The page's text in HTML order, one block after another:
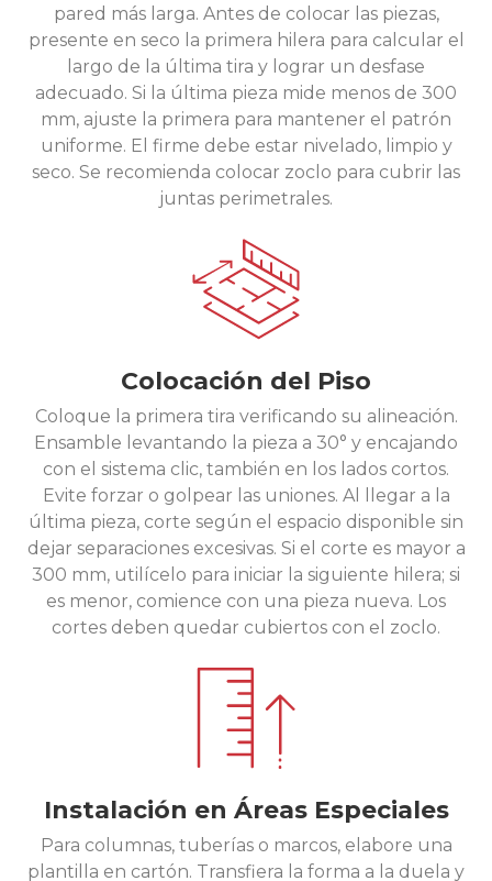
pared más larga. Antes de colocar las piezas,
presente en seco la primera hilera para calcular el
largo de la última tira y lograr un desfase
adecuado. Si la última pieza mide menos de 300
mm, ajuste la primera para mantener el patrón
uniforme. El firme debe estar nivelado, limpio y
seco. Se recomienda colocar zoclo para cubrir las
juntas perimetrales.
Colocación del Piso
Coloque la primera tira verificando su alineación.
Ensamble levantando la pieza a 30° y encajando
con el sistema clic, también en los lados cortos.
Evite forzar o golpear las uniones. Al llegar a la
última pieza, corte según el espacio disponible sin
dejar separaciones excesivas. Si el corte es mayor a
300 mm, utilícelo para iniciar la siguiente hilera; si
es menor, comience con una pieza nueva. Los
cortes deben quedar cubiertos con el zoclo.
Instalación en Áreas Especiales
Para columnas, tuberías o marcos, elabore una
plantilla en cartón. Transfiera la forma a la duela y